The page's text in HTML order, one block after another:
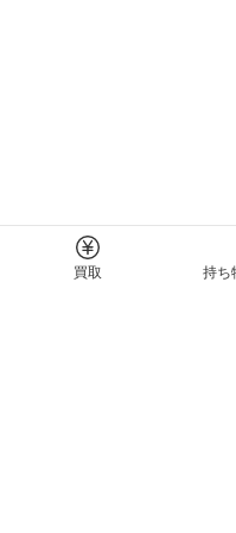
買取 持ち